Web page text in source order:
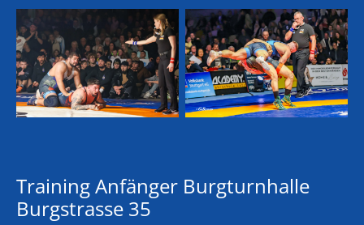
Training Anfänger Burgturnhalle
Burgstrasse 35